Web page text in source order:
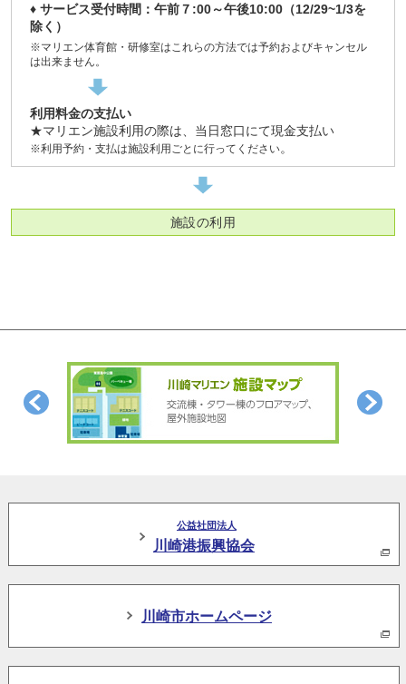
♦ サービス受付時間：午前７:00～午後10:00（12/29~1/3を
除く）
※マリエン体育館・研修室はこれらの方法では予約およびキャンセル
は出来ません。
利用料金の支払い
★マリエン施設利用の際は、当日窓口にて現金支払い
※利用予約・支払は施設利用ごとに行ってください。
施設の利用
公益社団法人
川崎港振興協会
川崎市ホームページ